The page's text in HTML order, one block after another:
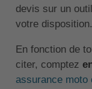
devis sur un
votre disposition.
En fonction de
citer, comptez
assurance moto